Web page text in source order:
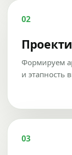
02
Формируем
и этапность
03